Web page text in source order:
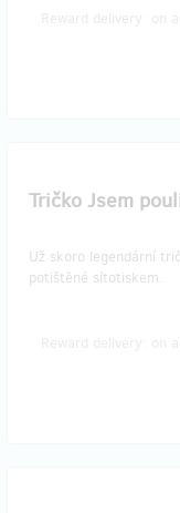
Tričko Jsem
Už skoro legendární
potištěné sítotiskem.